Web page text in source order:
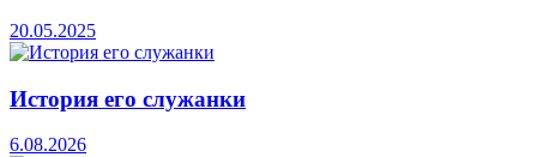
20.05.2025
История его служанки
6.08.2026